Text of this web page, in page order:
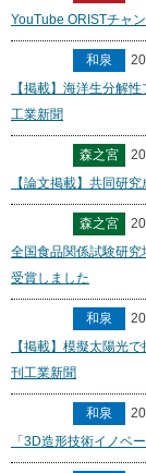
YouTube ORISTチャ
和泉
【掲載】海洋生分解
工業新聞
森之宮
【論文掲載】共同研
森之宮
全国食品関係試験研
受賞しました
和泉
【掲載】模擬太陽光
刊工業新聞
和泉
「3D造形技術イノベ